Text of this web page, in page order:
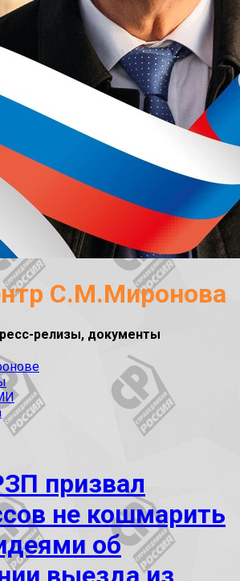
С.М.Миронова
релизы, документы
призвал
не кошмарить
об